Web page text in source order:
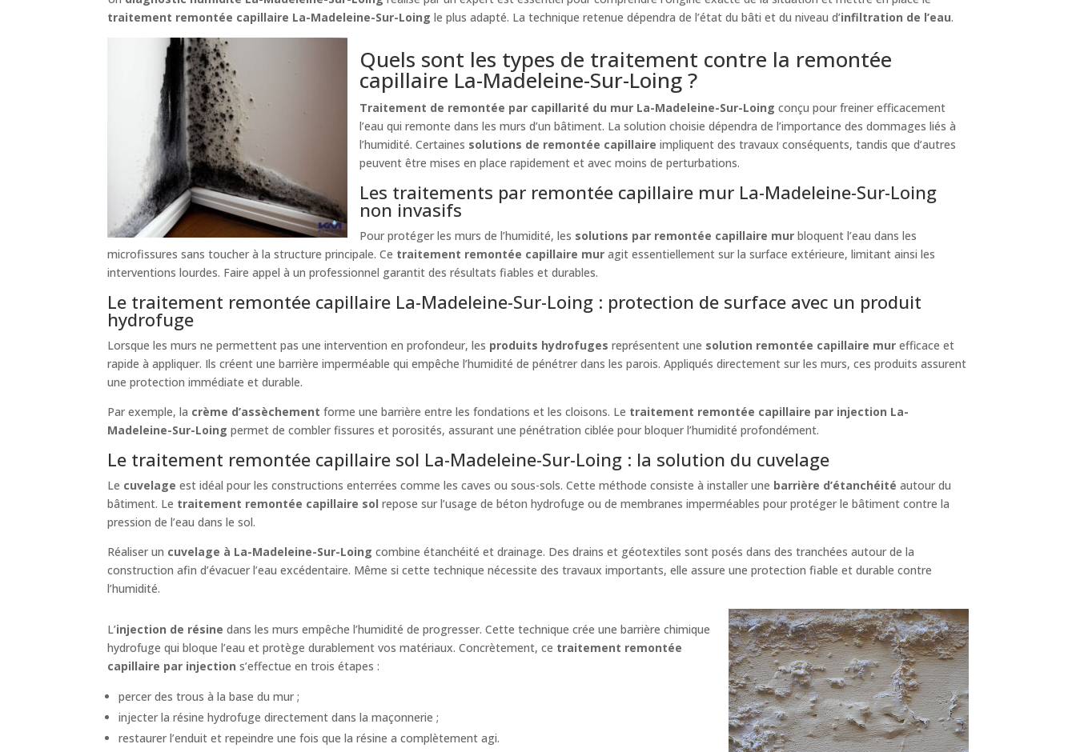
traitement remontée capillaire La-Madeleine-Sur-Loing le plus adapté. La technique retenue dépendra de l’état du bâti et du niveau d’infiltration de l’eau.
Quels sont les types de traitement contre la remontée
capillaire La-Madeleine-Sur-Loing ?
Traitement de remontée par capillarité du mur La-Madeleine-Sur-Loing conçu pour freiner efficacement
l’eau qui remonte dans les murs d’un bâtiment. La solution choisie dépendra de l’importance des dommages liés à
l’humidité. Certaines solutions de remontée capillaire impliquent des travaux conséquents, tandis que d’autres
peuvent être mises en place rapidement et avec moins de perturbations.
Les traitements par remontée capillaire mur La-Madeleine-Sur-Loing
non invasifs
Pour protéger les murs de l’humidité, les solutions par remontée capillaire mur bloquent l’eau dans les
microfissures sans toucher à la structure principale. Ce traitement remontée capillaire mur agit essentiellement sur la surface extérieure, limitant ainsi les
interventions lourdes. Faire appel à un professionnel garantit des résultats fiables et durables.
Le traitement remontée capillaire La-Madeleine-Sur-Loing : protection de surface avec un produit
hydrofuge
Lorsque les murs ne permettent pas une intervention en profondeur, les produits hydrofuges représentent une solution remontée capillaire mur efficace et
rapide à appliquer. Ils créent une barrière imperméable qui empêche l’humidité de pénétrer dans les parois. Appliqués directement sur les murs, ces produits assurent
une protection immédiate et durable.
Par exemple, la crème d’assèchement forme une barrière entre les fondations et les cloisons. Le traitement remontée capillaire par injection La-
Madeleine-Sur-Loing permet de combler fissures et porosités, assurant une pénétration ciblée pour bloquer l’humidité profondément.
Le traitement remontée capillaire sol La-Madeleine-Sur-Loing : la solution du cuvelage
Le cuvelage est idéal pour les constructions enterrées comme les caves ou sous-sols. Cette méthode consiste à installer une barrière d’étanchéité autour du
bâtiment. Le traitement remontée capillaire sol repose sur l’usage de béton hydrofuge ou de membranes imperméables pour protéger le bâtiment contre la
pression de l’eau dans le sol.
Réaliser un cuvelage à La-Madeleine-Sur-Loing combine étanchéité et drainage. Des drains et géotextiles sont posés dans des tranchées autour de la
construction afin d’évacuer l’eau excédentaire. Même si cette technique nécessite des travaux importants, elle assure une protection fiable et durable contre
l’humidité.
L’injection de résine dans les murs empêche l’humidité de progresser. Cette technique crée une barrière chimique
hydrofuge qui bloque l’eau et protège durablement vos matériaux. Concrètement, ce traitement remontée
capillaire par injection s’effectue en trois étapes :
percer des trous à la base du mur ;
injecter la résine hydrofuge directement dans la maçonnerie ;
restaurer l’enduit et repeindre une fois que la résine a complètement agi.